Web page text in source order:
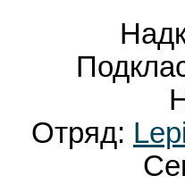
Отряд: